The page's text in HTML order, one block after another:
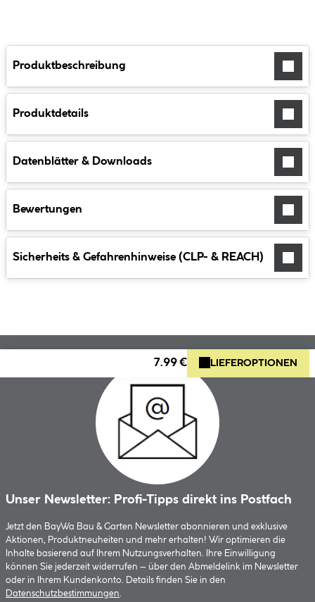
Produktbeschreibung
Produktdetails
Datenblätter & Downloads
Bewertungen
Sicherheits & Gefahrenhinweise (CLP- & REACH)
7.99 € LIEFEROPTIONEN
Unser Newsletter: Profi-Tipps direkt ins Postfach
Jetzt den BayWa Bau & Garten Newsletter abonnieren und exklusive
Aktionen, Produktneuheiten und mehr erhalten! Wir optimieren die
Inhalte basierend auf Ihrem Nutzungsverhalten. Ihre Einwilligung
können Sie jederzeit widerrufen – über den Abmeldelink im Newsletter
oder in Ihrem Kundenkonto. Details finden Sie in den
Datenschutzbestimmungen.